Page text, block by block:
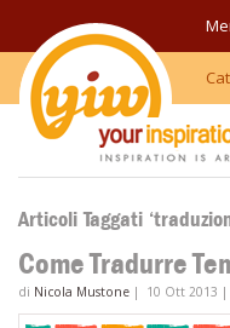
Articoli Taggati
Come Tradurre
di Nicola Mustone | 10 Ott 2013 |